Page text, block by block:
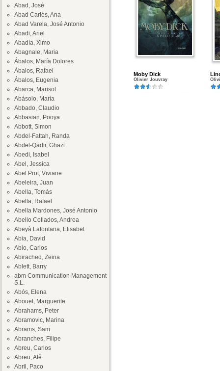
Abad, José
Abad Carlés, Ana
Abad Varela, José Antonio
Abadi, Ariel
Abadía, Ximo
Abagnale, Maria
Ábalos, María Dolores
Ábalos, Rafael
Ábalos, Eugenia
Abarca, Marisol
Abásolo, María
Abbado, Claudio
Abbasian, Pooya
Abbott, Simon
Abdel-Fattah, Randa
Abdel-Qadir, Ghazi
Abedi, Isabel
Abel, Jessica
Abel Prot, Viviane
Abeleira, Juan
Abella, Tomás
Abella, Rafael
Abella Mardones, José Antonio
Abello Collados, Andrea
Abeyà Lafontana, Elisabet
Abia, David
Abio, Carlos
Abirached, Zeina
Ablett, Barry
abm Communication Management
S.L.
Abós, Elena
Abouet, Marguerite
Abrahams, Peter
Abramovic, Marina
Abrams, Sam
Abranches, Filipe
Abreu, Carlos
Abreu, Alê
Abril, Paco
Moby Dick
Olivier Jouvray